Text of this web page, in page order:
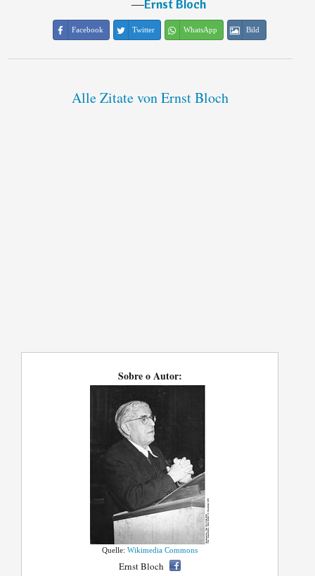
―Ernst Bloch
Facebook Twitter WhatsApp Bild
Alle Zitate von Ernst Bloch
Sobre o Autor:
Quelle:Wikimedia Commons
Ernst Bloch